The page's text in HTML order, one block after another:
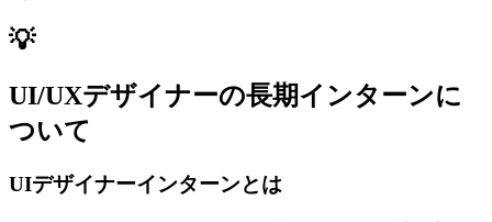
💡
UI/UXデザイナーの長期インターンに
ついて
UIデザイナーインターンとは